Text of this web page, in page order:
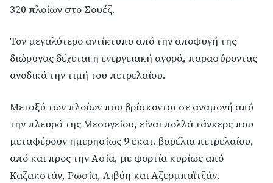
320 πλοίων στο Σουέζ.
Τον μεγαλύτερο αντίκτυπο από την αποφυγή της
διώρυγας δέχεται η ενεργειακή αγορά, παρασύροντας
ανοδικά την τιμή του πετρελαίου.
Μεταξύ των πλοίων που βρίσκονται σε αναμονή από
την πλευρά της Μεσογείου, είναι πολλά τάνκερς που
μεταφέρουν ημερησίως 9 εκατ. βαρέλια πετρελαίου,
από και προς την Ασία, με φορτία κυρίως από
Καζακστάν, Ρωσία, Λιβύη και Αζερμπαϊτζάν.